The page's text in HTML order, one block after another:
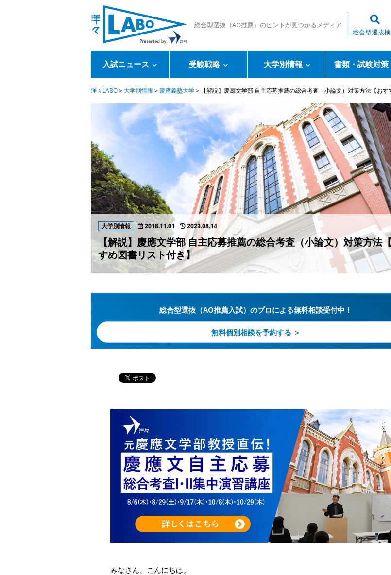
総合型選抜（AO推薦）のヒントが見つかるメディア
総合型選抜
入試ニュース 受験戦略 大学別情報 書類・試験対策
洋々LABO>大学別情報 > 慶應義塾大学> 【解説】慶應文学部 自主応募推薦の総合考査（小論文）対策方法【おす
大学別情報 2018.11.01 2023.08.14
【解説】慶應文学部 自主応募推薦の総合考査（小論文）対策方法
すめ図書リスト付き】
総合型選抜（AO推薦入試）のプロによる無料相談受付中！
無料個別相談を予約する ＞
みなさん、こんにちは。